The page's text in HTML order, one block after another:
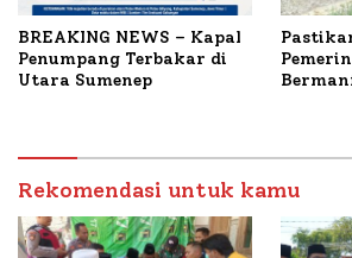
BREAKING NEWS – Kapal
Penumpang Terbakar di
Utara Sumenep
Petelur
Timur
Rekomendasi untuk kamu